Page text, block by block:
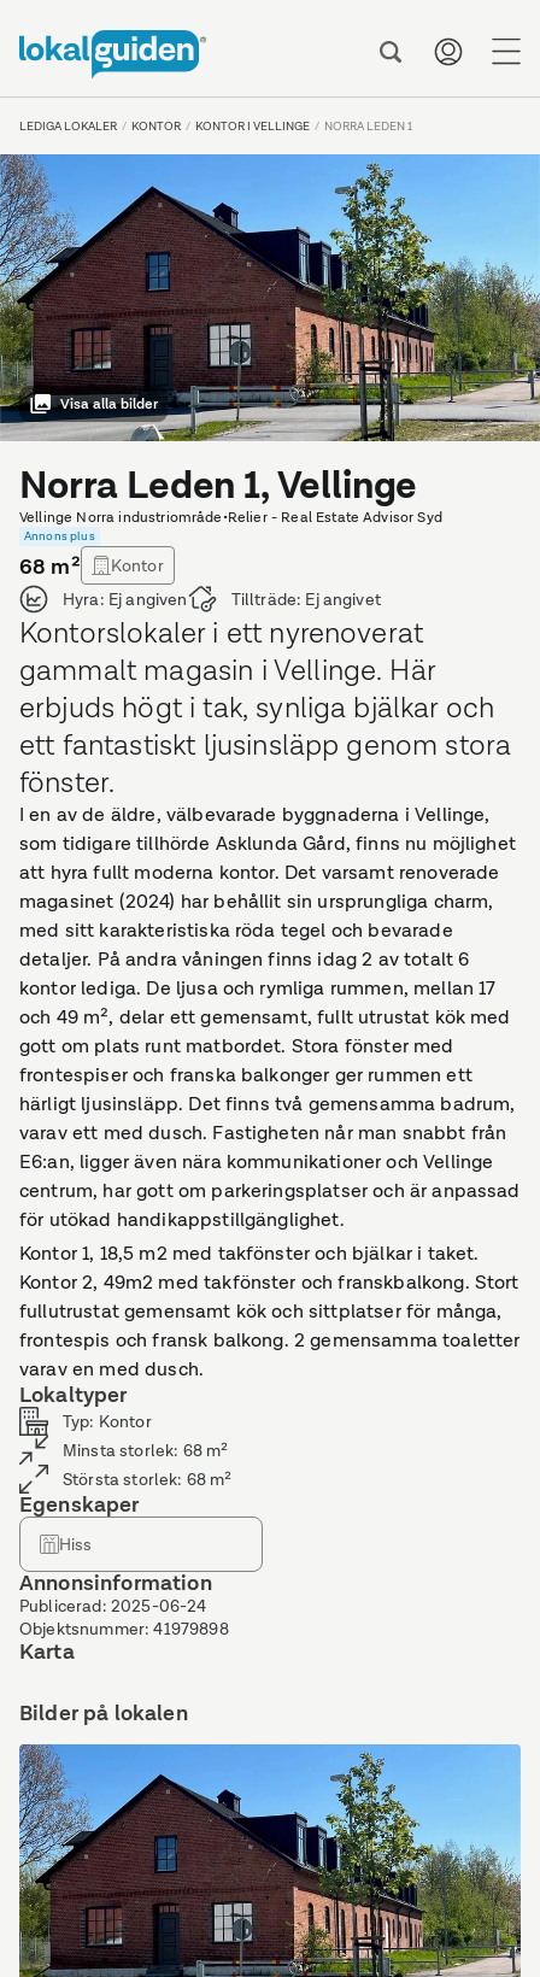
LEDIGA LOKALER KONTOR KONTOR I VELLINGE NORRA LEDEN 1
Visa alla bilder
Norra Leden 1, Vellinge
Vellinge Norra industriområde•Relier - Real Estate Advisor Syd
Annons plus
68 m²
Kontor
Hyra: Ej angiven Tillträde: Ej angivet
Kontorslokaler i ett nyrenoverat
gammalt magasin i Vellinge. Här
erbjuds högt i tak, synliga bjälkar och
ett fantastiskt ljusinsläpp genom stora
fönster.
I en av de äldre, välbevarade byggnaderna i Vellinge,
som tidigare tillhörde Asklunda Gård, finns nu möjlighet
att hyra fullt moderna kontor. Det varsamt renoverade
magasinet (2024) har behållit sin ursprungliga charm,
med sitt karakteristiska röda tegel och bevarade
detaljer. På andra våningen finns idag 2 av totalt 6
kontor lediga. De ljusa och rymliga rummen, mellan 17
och 49 m², delar ett gemensamt, fullt utrustat kök med
gott om plats runt matbordet. Stora fönster med
frontespiser och franska balkonger ger rummen ett
härligt ljusinsläpp. Det finns två gemensamma badrum,
varav ett med dusch. Fastigheten når man snabbt från
E6:an, ligger även nära kommunikationer och Vellinge
centrum, har gott om parkeringsplatser och är anpassad
för utökad handikappstillgänglighet.
Kontor 1, 18,5 m2 med takfönster och bjälkar i taket.
Kontor 2, 49m2 med takfönster och franskbalkong. Stort
fullutrustat gemensamt kök och sittplatser för många,
frontespis och fransk balkong. 2 gemensamma toaletter
varav en med dusch.
Lokaltyper
Typ: Kontor
Minsta storlek: 68m²
Största storlek: 68 m²
Egenskaper
Hiss
Annonsinformation
Publicerad: 2025-06-24
Objektsnummer:41979898
Karta
Bilder på lokalen